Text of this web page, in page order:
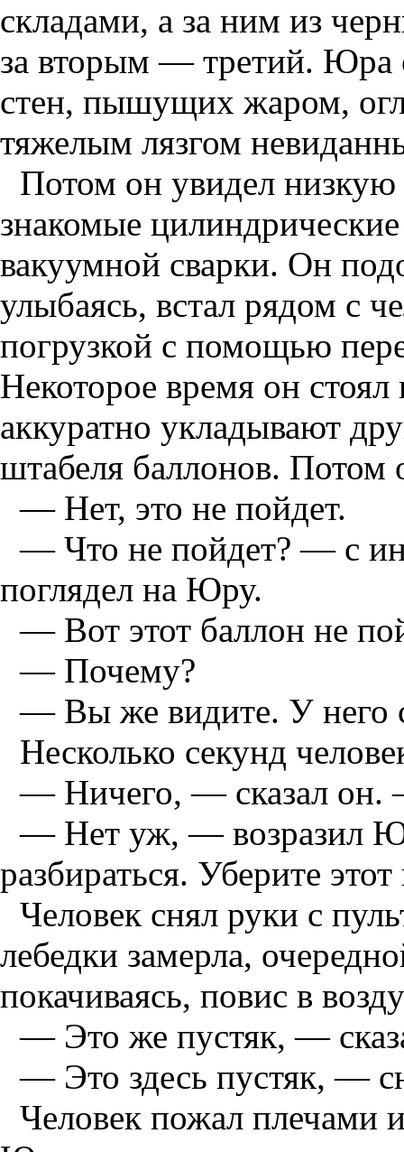
складами, а за ним из
за вторым — третий. Юра
стен, пышущих жаром,
тяжелым лязгом
Потом он увидел низкую
знакомые
вакуумной сварки. Он
улыбаясь, встал рядом с
погрузкой с помощью
Некоторое время он
аккуратно укладывают
штабеля баллонов. Потом
— Нет, это не пойдет.
— Что не пойдет? — с
поглядел на Юру.
— Вот этот баллон не
— Почему?
— Вы же видите. У него
Несколько секунд
— Ничего, — сказал он.
— Нет уж, — возразил
разбираться. Уберите
Человек снял руки с
лебедки замерла,
покачиваясь, повис в
— Это же пустяк, —
— Это здесь пустяк, —
Человек пожал плечами